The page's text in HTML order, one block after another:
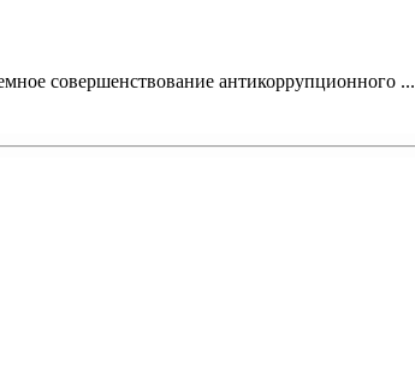
совершенствование антикоррупционного ...